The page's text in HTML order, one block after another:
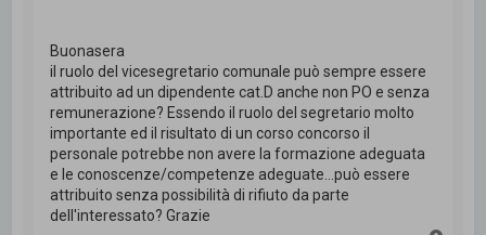
Buonasera
il ruolo del vicesegretario comunale può sempre essere
attribuito ad un dipendente cat.D anche non PO e senza
remunerazione? Essendo il ruolo del segretario molto
importante ed il risultato di un corso concorso il
personale potrebbe non avere la formazione adeguata
e le conoscenze/competenze adeguate...può essere
attribuito senza possibilità di rifiuto da parte
dell'interessato? Grazie